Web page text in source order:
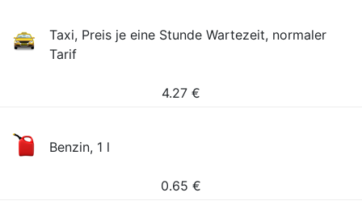
Taxi, Preis je eine Stunde Wartezeit, normaler
Tarif
4.27 €
Benzin, 1 l
0.65 €